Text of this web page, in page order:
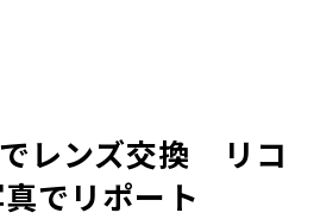
レンズ交換 リコ
真でリポート